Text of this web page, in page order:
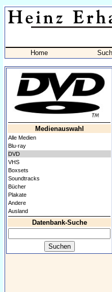
Home
Medienauswahl
Alle Medien
Blu-ray
DVD
VHS
Boxsets
Soundtracks
Bücher
Plakate
Andere
Ausland
Datenbank-Suche